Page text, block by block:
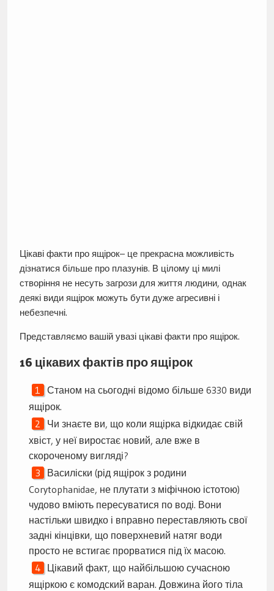
Цікаві факти про ящірок– це прекрасна можливість
дізнатися більше про плазунів. В цілому ці милі
створіння не несуть загрози для життя людини, однак
деякі види ящірок можуть бути дуже агресивні і
небезпечні.
Представляємо вашій увазі цікаві факти про ящірок.
16 цікавих фактів про ящірок
Станом на сьогодні відомо більше 6330 види
ящірок.
Чи знаєте ви, що коли ящірка відкидає свій
хвіст, у неї виростає новий, але вже в
скороченому вигляді?
Василіски (рід ящірок з родини
Corytophanidae, не плутати з міфічною істотою)
чудово вміють пересуватися по воді. Вони
настільки швидко і вправно переставляють свої
задні кінцівки, що поверхневий натяг води
просто не встигає прорватися під їх масою.
Цікавий факт, що найбільшою сучасною
ящіркою є комодский варан. Довжина його тіла